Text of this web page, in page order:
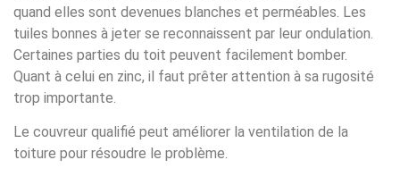
quand elles sont devenues blanches et perméables. Les
tuiles bonnes à jeter se reconnaissent par leur ondulation.
Certaines parties du toit peuvent facilement bomber.
Quant à celui en zinc, il faut prêter attention à sa rugosité
trop importante.
Le couvreur qualifié peut améliorer la ventilation de la
toiture pour résoudre le problème.